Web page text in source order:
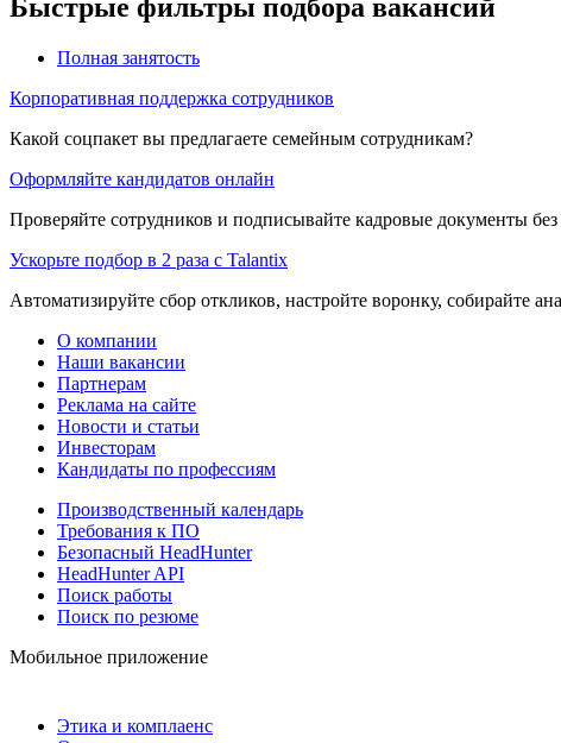
Быстрые фильтры подбора вакансий
Полная занятость
Корпоративная поддержка сотрудников
Какой соцпакет вы предлагаете семейным сотрудникам?
Оформляйте кандидатов онлайн
Проверяйте сотрудников и подписывайте кадровые документы
Ускорьте подбор в 2 раза с Talantix
Автоматизируйте сбор откликов, настройте воронку, собирайте
О компании
Наши вакансии
Партнерам
Реклама на сайте
Новости и статьи
Инвесторам
Кандидаты по профессиям
Производственный календарь
Требования к ПО
Безопасный HeadHunter
HeadHunter API
Поиск работы
Поиск по резюме
Мобильное приложение
Этика и комплаенс